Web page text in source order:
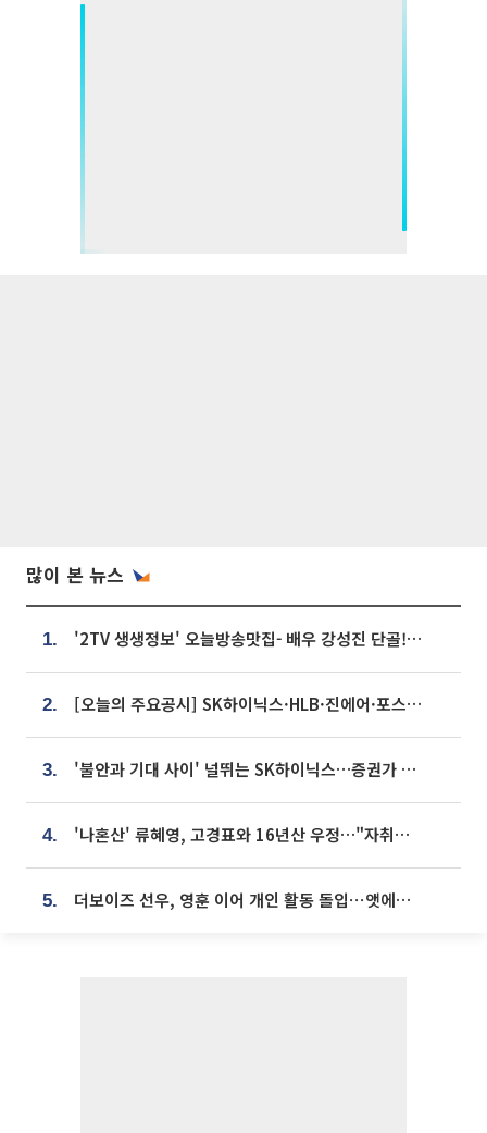
많이 본 뉴스
1. '2TV 생생정보' 오늘방송맛집- 배우 강성진 단골! 쌀국수ㆍ푸팟퐁 커리 맛집 '블○○○'
2. [오늘의 주요공시] SK하이닉스·HLB·진에어·포스코홀딩스·네이버·대우건설 등
3. '불안과 기대 사이' 널뛰는 SK하이닉스…증권가 "HBM4·LTA 기반 펀터멘털 견고"
4. '나혼산' 류혜영, 고경표와 16년산 우정…"자취방서 부모님과 마주쳐"
5. 더보이즈 선우, 영훈 이어 개인 활동 돌입⋯앳에어리어와 전속계약